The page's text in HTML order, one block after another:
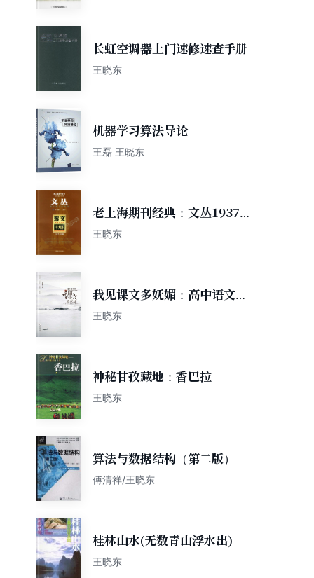
长虹空调器上门速修速查手册
王晓东
机器学习算法导论
王磊 王晓东
老上海期刊经典：文丛1937-
1939
王晓东
我见课文多妩媚：高中语文经
典篇目解析助读
王晓东
神秘甘孜藏地：香巴拉
王晓东
算法与数据结构（第二版）
傅清祥/王晓东
桂林山水(无数青山浮水出)
王晓东